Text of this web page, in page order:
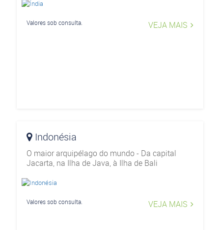
Valores sob consulta. VEJA MAIS
Indonésia
O maior arquipélago do mundo - Da capital
Jacarta, na Ilha de Java, à Ilha de Bali
Valores sob consulta. VEJA MAIS